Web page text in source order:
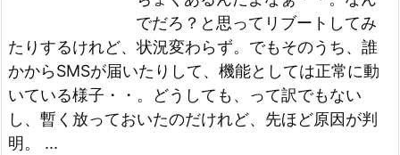
でだろ？ と思ってリブートしてみ
たりするけれど、状況変わらず。 でもそのうち、誰
かからSMSが届いたりして、機能としては正常に動
いている様子・・。
どうしても、って訳でもない
し、暫く放っておいたのだけれど、先ほど原因が判
明。 ...